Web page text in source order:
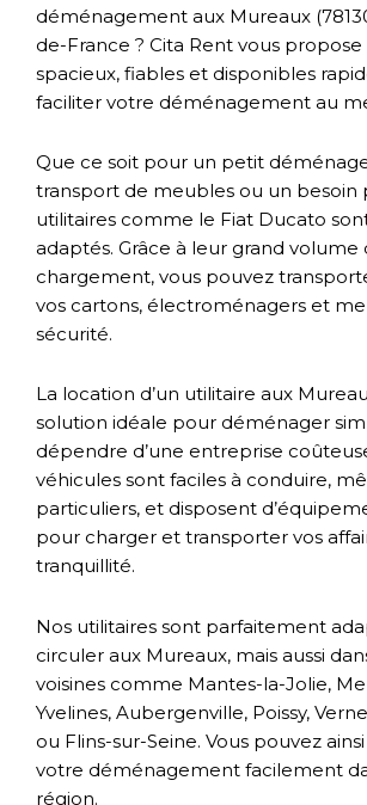
déménagement aux Mureaux
de-France ? Cita Rent vous
spacieux, fiables et disponibles
faciliter votre déménagement au
Que ce soit pour un petit
transport de meubles ou un besoin
utilitaires comme le Fiat Ducato
adaptés. Grâce à leur grand volume
chargement, vous pouvez
vos cartons, électroménagers et
sécurité.
La location d’un utilitaire aux
solution idéale pour déménager
dépendre d’une entreprise
véhicules sont faciles à conduire,
particuliers, et disposent
pour charger et transporter vos
tranquillité.
Nos utilitaires sont parfaitement
circuler aux Mureaux, mais aussi
voisines comme Mantes-la-Jolie,
Yvelines, Aubergenville, Poissy,
ou Flins-sur-Seine. Vous pouvez
votre déménagement facilement
région.